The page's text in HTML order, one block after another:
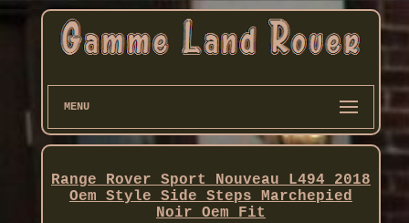
MENU
Range Rover Sport Nouveau L494 2018
Oem Style Side Steps Marchepied
Noir Oem Fit